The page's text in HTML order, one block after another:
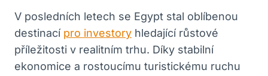
V posledních letech ‍se Egypt stal oblíbenou
destinací pro investory hledající růstové⁢
příležitosti v realitním trhu. Díky stabilní
ekonomice a rostoucímu turistickému‌ ruchu